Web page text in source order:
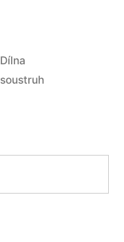
Publikováno
v
Dílna
soustruh